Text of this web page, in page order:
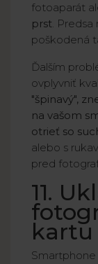
fotoaparát
prst.
poškodená
Ďalším
ovplyvniť
"špinavý",
na vašom
otrieť so
alebo s
pred
11.
kartu